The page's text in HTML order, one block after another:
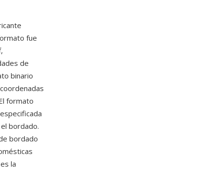
fue
de
binario
formato
bordado.
bordado
la